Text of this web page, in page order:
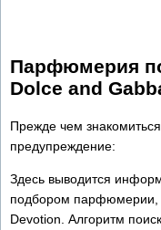
Парфюмерия
Dolce and
Прежде чем
предупреждение:
Здесь выводится
подбором парфюмерии,
Devotion. Алгоритм